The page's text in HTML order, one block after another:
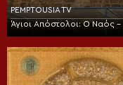
PEMPTOUSIA TV
Άγιοι Απόστολοι: Ο Ναός